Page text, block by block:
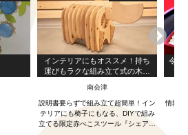
インテリアにもオススメ！持ち
運びもラクな組み立て式の木製
南会津
説明書要らずで組み立て超簡単！イン
テリアにも椅子にもなる、DIYで組み
立てる限定赤べこスツール『シェアベ
令和
情熱を